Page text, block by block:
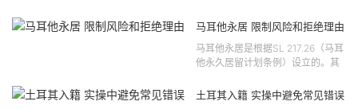
马耳他永居 限制风险和拒绝理由
马耳他永居是根据SL 217.26（马耳
他永久居留计划条例）设立的。其
121 号法律公告，并随后根据2024
土耳其入籍 实操中避免常见错误